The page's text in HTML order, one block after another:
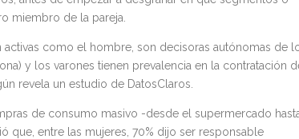
miembro de la pareja.
activas como el hombre, son decisoras autónomas de
y los varones tienen prevalencia en la contratación
revela un estudio de DatosClaros.
de consumo masivo -desde el supermercado
que, entre las mujeres, 70% dijo ser responsable